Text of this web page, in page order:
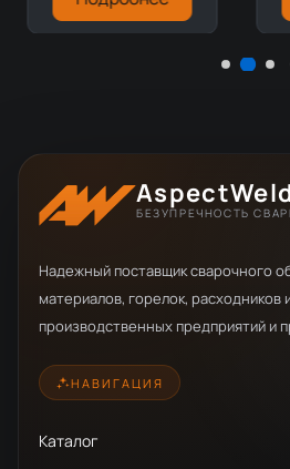
AspectWeld
БЕЗУПРЕЧНОСТЬ
Надежный поставщик сварочного
материалов, горелок, расходников
производственных предприятий и
НАВИГАЦИЯ
Каталог